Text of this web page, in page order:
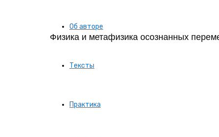
Self
Создай
Физика и метафизика осознанных
Об авторе
Тексты
Практика